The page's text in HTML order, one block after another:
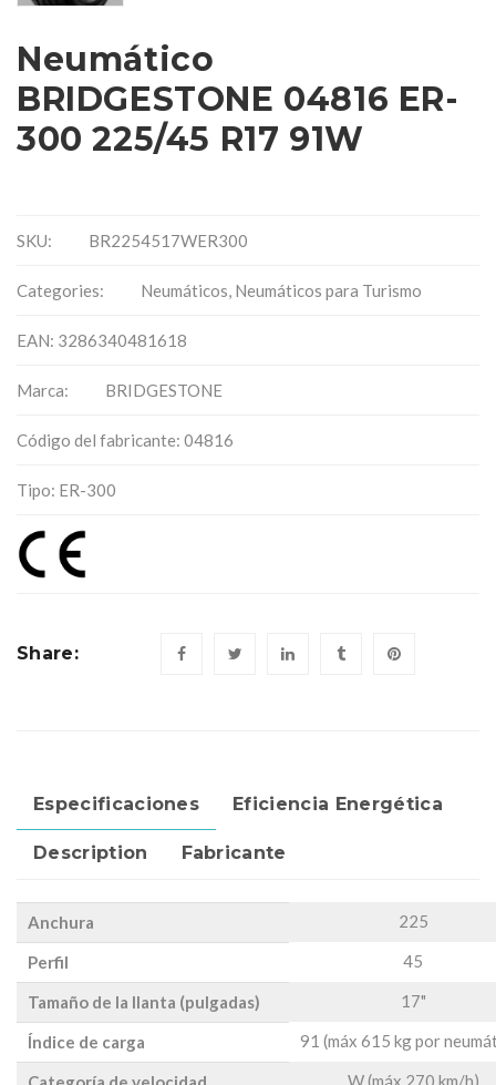
Neumático
BRIDGESTONE 04816 ER-
300 225/45 R17 91W
SKU: BR2254517WER300
Categories: Neumáticos Neumáticos para Turismo
EAN: 3286340481618
Marca: BRIDGESTONE
Código del fabricante: 04816
Tipo: ER-300
Share:
Especificaciones Eficiencia Energética
Description Fabricante
Anchura 225
Perfil 45
Tamaño de la llanta (pulgadas) 17"
Índice de carga 91 (máx 615 kg por
W (máx 270 km/h)